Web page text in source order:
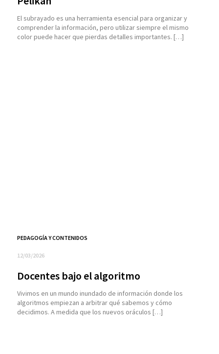
El subrayado es una herramienta esencial para organizar y
comprender la información, pero utilizar siempre el mismo
color puede hacer que pierdas detalles importantes. […]
PEDAGOGÍA Y CONTENIDOS
12/03/2026
Docentes bajo el algoritmo
Vivimos en un mundo inundado de información donde los
algoritmos empiezan a arbitrar qué sabemos y cómo
decidimos. A medida que los nuevos oráculos […]